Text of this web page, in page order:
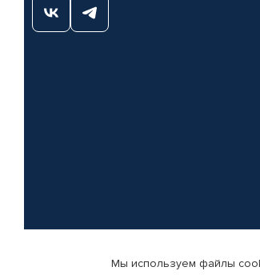
© КАМАЗ ЦЕНТР ДОНЕЦК, 2015-2026. Все права
Мы используем файлы